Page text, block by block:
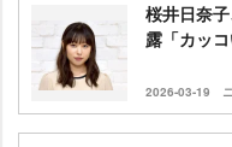
桜井日奈
露「カッ
2026-03-19